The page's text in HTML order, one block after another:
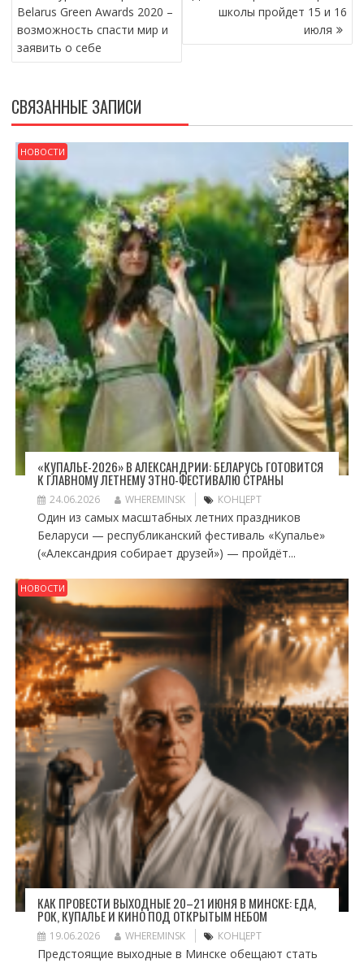
ПО
ЗАПИСЯМ
Belarus Green Awards 2020 –
возможность спасти мир и
заявить о себе
школы пройдет 15 и 16
июля
СВЯЗАННЫЕ ЗАПИСИ
НОВОСТИ
«КУПАЛЬЕ-2026» В АЛЕКСАНДРИИ: БЕЛАРУСЬ ГОТОВИТСЯ
К ГЛАВНОМУ ЛЕТНЕМУ ЭТНО-ФЕСТИВАЛЮ СТРАНЫ
24.06.2026 WHEREMINSK КОНЦЕРТ
Один из самых масштабных летних праздников
Беларуси — республиканский фестиваль «Купалье»
(«Александрия собирает друзей») — пройдёт...
НОВОСТИ
КАК ПРОВЕСТИ ВЫХОДНЫЕ 20–21 ИЮНЯ В МИНСКЕ: ЕДА,
РОК, КУПАЛЬЕ И КИНО ПОД ОТКРЫТЫМ НЕБОМ
19.06.2026 WHEREMINSK КОНЦЕРТ
Предстоящие выходные в Минске обещают стать